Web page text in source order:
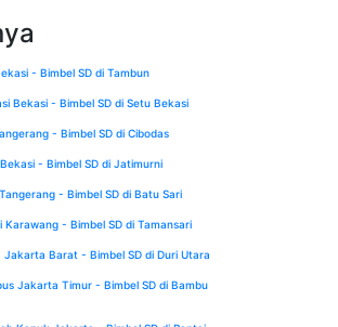
- Bimbel SD di Tambun
Bekasi - Bimbel SD di Setu Bekasi
- Bimbel SD di Cibodas
- Bimbel SD di Jatimurni
- Bimbel SD di Batu Sari
Karawang - Bimbel SD di Tamansari
Jakarta Barat - Bimbel SD di Duri Utara
Jakarta Timur - Bimbel SD di Bambu